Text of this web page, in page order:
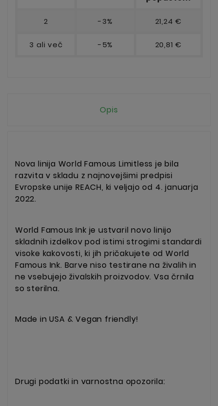
2 -3% 21,24 €
3 ali več -5% 20,81 €
Opis
Nova linija World Famous Limitless je bila
razvita v skladu z najnovejšimi predpisi
Evropske unije REACH, ki veljajo od 4. januarja
2022.
World Famous Ink je ustvaril novo linijo
skladnih izdelkov pod istimi strogimi standardi
visoke kakovosti, ki jih pričakujete od World
Famous Ink. Barve niso testirane na živalih in
ne vsebujejo živalskih proizvodov. Vsa črnila
so sterilna.
Made in USA & Vegan friendly!
Drugi podatki in varnostna opozorila: